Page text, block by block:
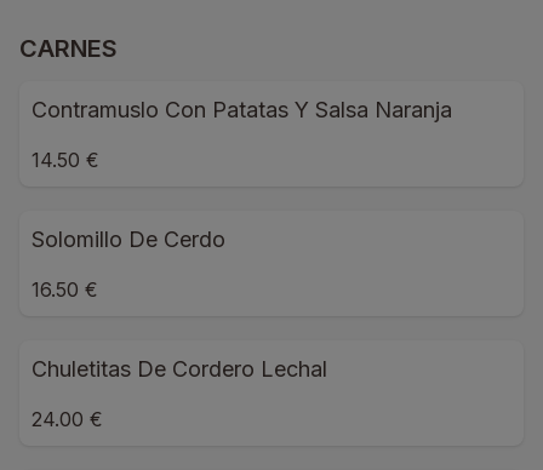
CARNES
Contramuslo Con Patatas Y Salsa Naranja
14.50 €
Solomillo De Cerdo
16.50 €
Chuletitas De Cordero Lechal
24.00 €